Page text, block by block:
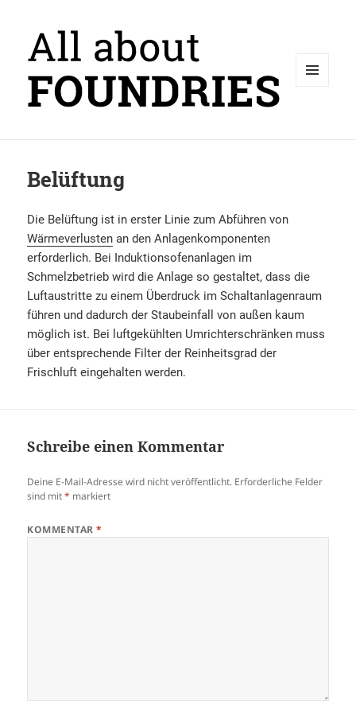
Belüftung
Die Belüftung ist in erster Linie zum Abführen von
Wärmeverlusten an den Anlagenkomponenten
erforderlich. Bei Induktionsofenanlagen im
Schmelzbetrieb wird die Anlage so gestaltet, dass die
Luftaustritte zu einem Überdruck im Schaltanlagenraum
führen und dadurch der Staubeinfall von außen kaum
möglich ist. Bei luftgekühlten Umrichterschränken muss
über entsprechende Filter der Reinheitsgrad der
Frischluft eingehalten werden.
Schreibe einen Kommentar
Deine E-Mail-Adresse wird nicht veröffentlicht. Erforderliche Felder
sind mit* markiert
KOMMENTAR*